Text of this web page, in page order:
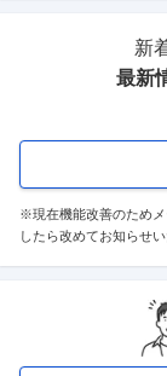
新
最新
※現在機能改善のためメ
したら改めてお知らせい